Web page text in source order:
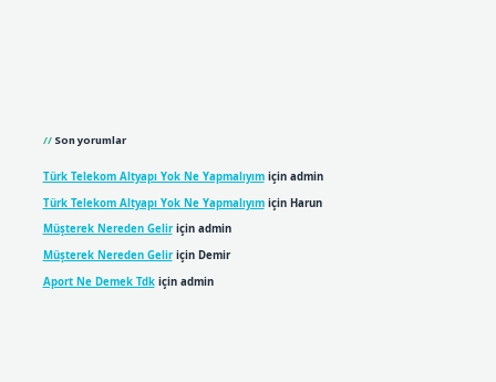
Son yorumlar
Türk Telekom Altyapı Yok Ne Yapmalıyımiçin admin
Türk Telekom Altyapı Yok Ne Yapmalıyımiçin Harun
Müşterek Nereden Geliriçin admin
Müşterek Nereden Geliriçin Demir
Aport Ne Demek Tdkiçin admin